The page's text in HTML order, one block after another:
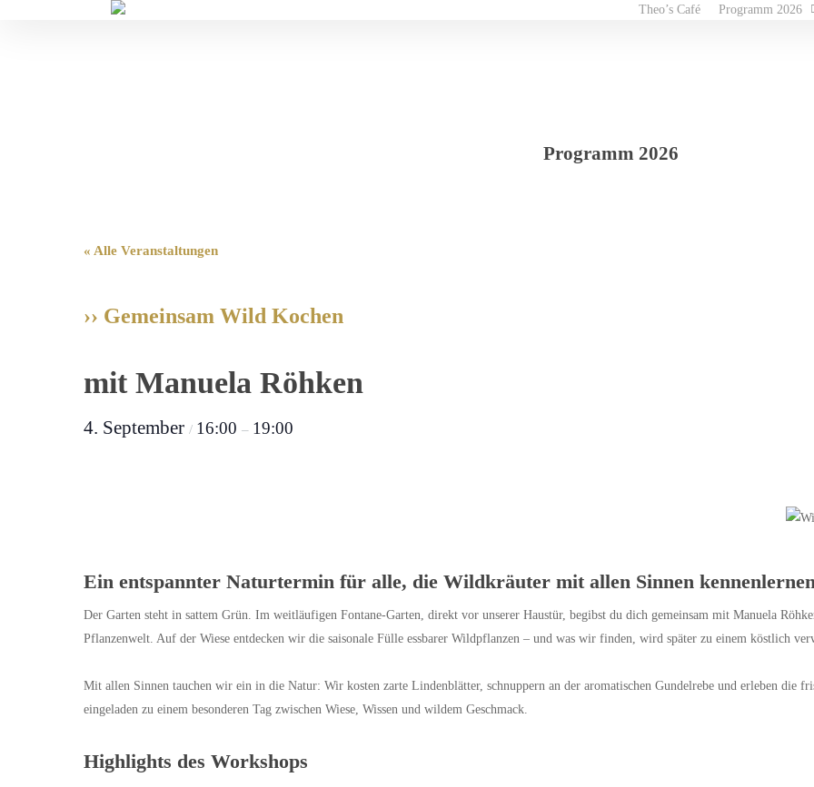
Theo’s Café Programm 2026
Programm 2026
« Alle Veranstaltungen
›› Gemeinsam Wild Kochen
mit Manuela Röhken
4. September / 16:00 – 19:00
Ein entspannter Naturtermin für alle, die Wildkräuter mit allen Sinnen
Der Garten steht in sattem Grün. Im weitläufigen Fontane-Garten, direkt vor unserer Haustür, begibst du dich gemeinsam mit Manuela
Pflanzenwelt. Auf der Wiese entdecken wir die saisonale Fülle essbarer Wildpflanzen – und was wir finden, wird später zu einem köstlich
Mit allen Sinnen tauchen wir ein in die Natur: Wir kosten zarte Lindenblätter, schnuppern an der aromatischen Gundelrebe und erleben die
eingeladen zu einem besonderen Tag zwischen Wiese, Wissen und wildem Geschmack.
Highlights des Workshops